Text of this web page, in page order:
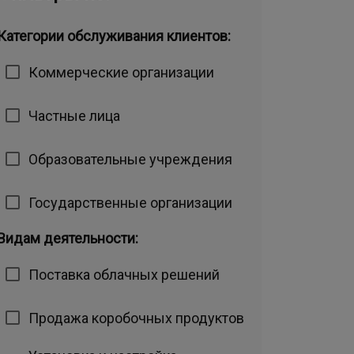
обслуживания клиентов:
Коммерческие организации
Частные лица
Образовательные учреждения
Государственные организации
деятельности:
Поставка облачных решений
Продажа коробочных продуктов